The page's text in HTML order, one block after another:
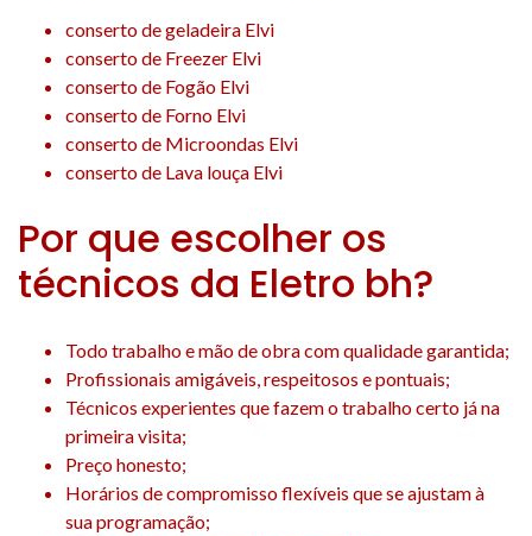
conserto de geladeira Elvi
conserto de Freezer Elvi
conserto de Fogão Elvi
conserto de Forno Elvi
conserto de Microondas Elvi
conserto de Lava louça Elvi
Por que escolher os
técnicos da Eletro bh?
Todo trabalho e mão de obra com qualidade garantida;
Profissionais amigáveis, respeitosos e pontuais;
Técnicos experientes que fazem o trabalho certo já na
primeira visita;
Preço honesto;
Horários de compromisso flexíveis que se ajustam à
sua programação;